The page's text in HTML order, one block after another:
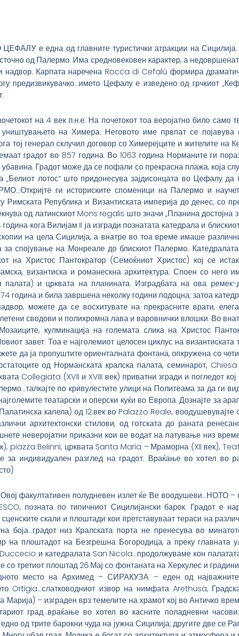
ЦЕФАЛУ е една од главните туристички атракции на
од Палермо. Има средновековен карактер, а
надвор. Карпата наречена Rocca di Cefalù формира
предизвикувачко…името Цефалу е изведено од грчкиот
на 4 век п.н.е. На почетокот тоа веројатно било
на Химера. Неговото име првпат се појавува
тој генерал склучил договор со Химерејците и жителите на
градот во 857 година. Во 1063 година Норманите ги
Градот може да се пофали со прекрасна плажа, која
„Белиот лотос“ што придонесува зајдисонцата во Цефалу
ги историските споменици на Палермо и
Римската Република и Византиската империја до денес, со
од латинскиот Mons regalis што значи „Планина достојна
кога Вилијам II ја изгради познатата катедрала и
на цела Сицилија, а внатре во тоа време имаше
за спојување на Монреале до блискиот Палермо.
на Христос Пантократор (Семоќниот Христос) кој се
византиска и романескна архитектура. Споен со него
и црквата на планината. Изградбата на ова ремек-
година и била завршена неколку години подоцна; затоа
можете да се восхитувате на прекрасните врати,
сводови и полихромна лава и варовнички влошки. Во
кулминација на големата слика на Христос
завет. Тоа е најголемиот целосен циклус на
да ја пропуштите ориенталната фонтана, опкружена со
од Норманската кралска палата, семинарот,
Collegiata (XVII и XVIII век) приватни згради и погледот
по кривулестите улици на Политеама за да ги
театарски и оперски куќи во Европа. Дознајте за
капела) од 12.век во Palazzo Reale, воодушевувајте
архитектонски стилови, од готската до раната
неверојатни приказни кои ве водат на патување низ
piazza Belinni, црквата Santa Maria – Мраморна (XII век),
индивидуален разглед на градот. Враќање во хотел во
Овој факултативен полудневен излет ќе Ве воодушеви…НОТО –
позната по типичниот Сицилијански барок. Градот е
скали и плоштади кои претставуваат тераси на
боја…градот низ Кралската порта не пренесува во
на плоштадот на Безгрешна Богородица, а преку главната
и катедралата San Nicola…продолжуваме кон
со третиот плоштад 26.Мај со фонтаната на Херкулес и
место на Архимед – СИРАКУЗА – еден од
Ortigia…слатководниот извор на нимфата Arethusa,
Марија) – изграден врз темелите на храмот кој во Античко
град…враќање во хотел во касните поладневни
од трите барокни чуда на јужна Сицилија; другите две се